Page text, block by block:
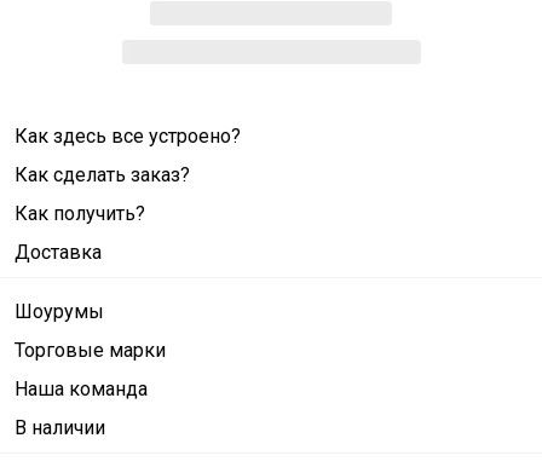
Как здесь все устроено?
Как сделать заказ?
Как получить?
Доставка
Шоурумы
Торговые марки
Наша команда
В наличии